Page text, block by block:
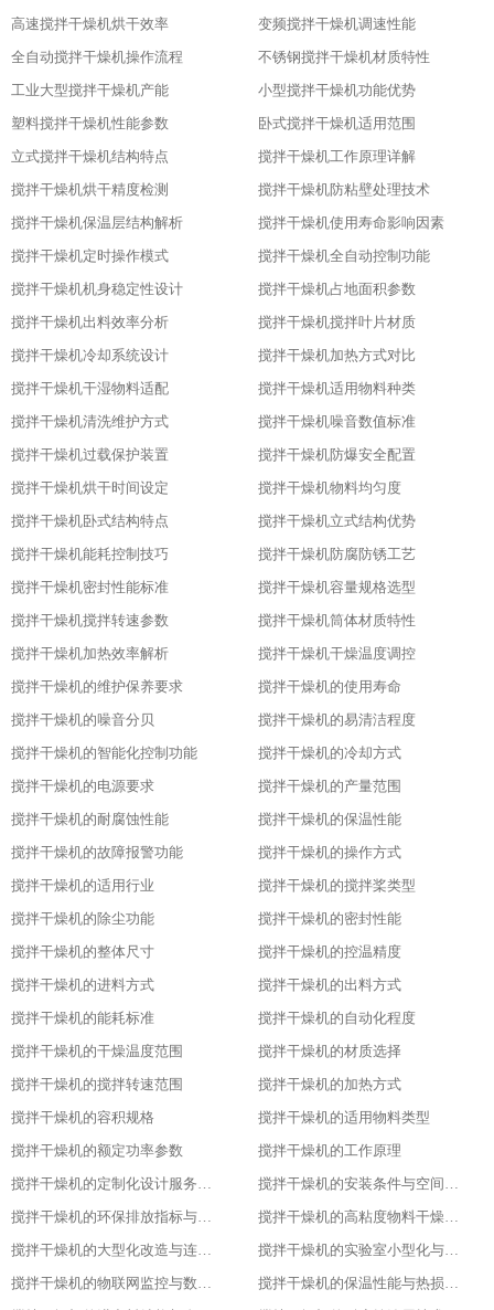
高速搅拌干燥机烘干效率
变频搅拌干燥机调速性能
全自动搅拌干燥机操作流程
不锈钢搅拌干燥机材质特性
工业大型搅拌干燥机产能
小型搅拌干燥机功能优势
塑料搅拌干燥机性能参数
卧式搅拌干燥机适用范围
立式搅拌干燥机结构特点
搅拌干燥机工作原理详解
搅拌干燥机烘干精度检测
搅拌干燥机防粘壁处理技术
搅拌干燥机保温层结构解析
搅拌干燥机使用寿命影响因素
搅拌干燥机定时操作模式
搅拌干燥机全自动控制功能
搅拌干燥机机身稳定性设计
搅拌干燥机占地面积参数
搅拌干燥机出料效率分析
搅拌干燥机搅拌叶片材质
搅拌干燥机冷却系统设计
搅拌干燥机加热方式对比
搅拌干燥机干湿物料适配
搅拌干燥机适用物料种类
搅拌干燥机清洗维护方式
搅拌干燥机噪音数值标准
搅拌干燥机过载保护装置
搅拌干燥机防爆安全配置
搅拌干燥机烘干时间设定
搅拌干燥机物料均匀度
搅拌干燥机卧式结构特点
搅拌干燥机立式结构优势
搅拌干燥机能耗控制技巧
搅拌干燥机防腐防锈工艺
搅拌干燥机密封性能标准
搅拌干燥机容量规格选型
搅拌干燥机搅拌转速参数
搅拌干燥机筒体材质特性
搅拌干燥机加热效率解析
搅拌干燥机干燥温度调控
搅拌干燥机的维护保养要求
搅拌干燥机的使用寿命
搅拌干燥机的噪音分贝
搅拌干燥机的易清洁程度
搅拌干燥机的智能化控制功能
搅拌干燥机的冷却方式
搅拌干燥机的电源要求
搅拌干燥机的产量范围
搅拌干燥机的耐腐蚀性能
搅拌干燥机的保温性能
搅拌干燥机的故障报警功能
搅拌干燥机的操作方式
搅拌干燥机的适用行业
搅拌干燥机的搅拌桨类型
搅拌干燥机的除尘功能
搅拌干燥机的密封性能
搅拌干燥机的整体尺寸
搅拌干燥机的控温精度
搅拌干燥机的进料方式
搅拌干燥机的出料方式
搅拌干燥机的能耗标准
搅拌干燥机的自动化程度
搅拌干燥机的干燥温度范围
搅拌干燥机的材质选择
搅拌干燥机的搅拌转速范围
搅拌干燥机的加热方式
搅拌干燥机的容积规格
搅拌干燥机的适用物料类型
搅拌干燥机的额定功率参数
搅拌干燥机的工作原理
搅拌干燥机的定制化设计服务范围
搅拌干燥机的安装条件与空间布局要求
搅拌干燥机的环保排放指标与净化措施
搅拌干燥机的高粘度物料干燥适配设计
搅拌干燥机的大型化改造与连续生产能力
搅拌干燥机的实验室小型化与参数复刻性
搅拌干燥机的物联网监控与数据追溯能力
搅拌干燥机的保温性能与热损失率